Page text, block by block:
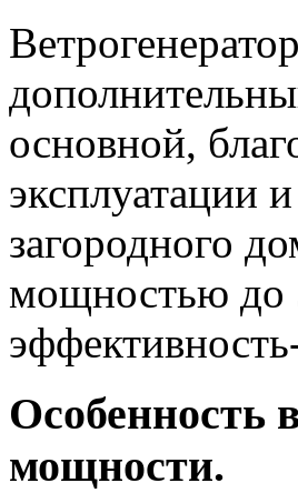
основной,
эксплуатации
загородного
мощностью до
Oсобенность
мощности.